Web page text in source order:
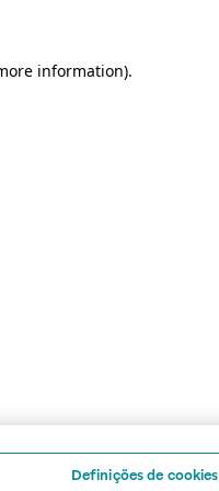
information).
Definições de cookies